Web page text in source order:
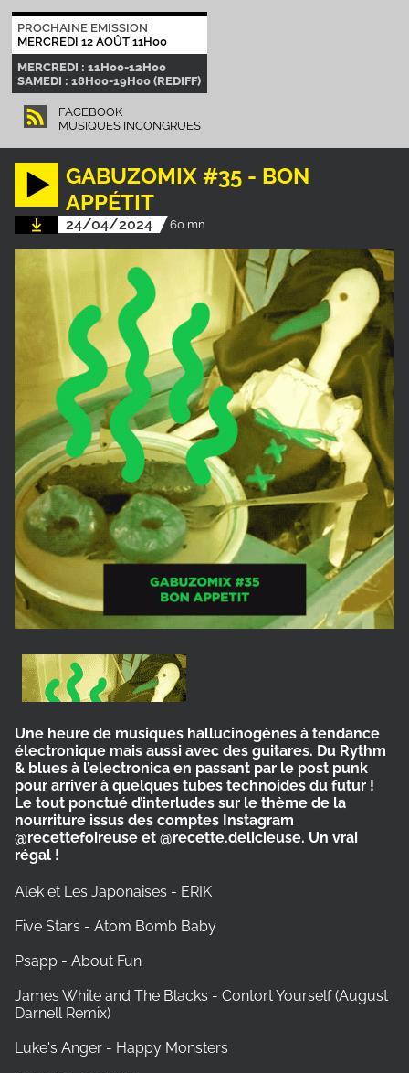
PROCHAINE EMISSION
MERCREDI 12 AOÛT 11H00
MERCREDI : 11H00-12H00
SAMEDI : 18H00-19H00 (REDIFF)
FACEBOOK
MUSIQUES INCONGRUES
GABUZOMIX #35 - BON
APPÉTIT
24/04/2024 60 mn
Une heure de musiques hallucinogènes à tendance
électronique mais aussi avec des guitares. Du Rythm
& blues à l’electronica en passant par le post punk
pour arriver à quelques tubes technoides du futur !
Le tout ponctué d’interludes sur le thème de la
nourriture issus des comptes Instagram
@recettefoireuse et @recette.delicieuse. Un vrai
régal !
Alek et Les Japonaises - ERIK
Five Stars - Atom Bomb Baby
Psapp - About Fun
James White and The Blacks - Contort Yourself (August
Darnell Remix)
Luke's Anger - Happy Monsters